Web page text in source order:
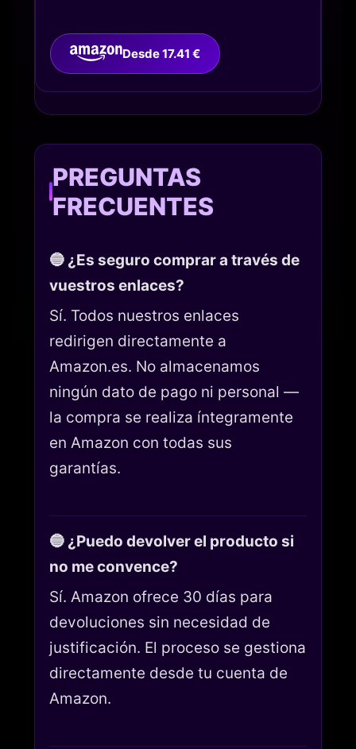
Desde 17.41 €
PREGUNTAS
FRECUENTES
🔵 ¿Es seguro comprar a través de
vuestros enlaces?
Sí. Todos nuestros enlaces
redirigen directamente a
Amazon.es. No almacenamos
ningún dato de pago ni personal —
la compra se realiza íntegramente
en Amazon con todas sus
garantías.
🔵 ¿Puedo devolver el producto si
no me convence?
Sí. Amazon ofrece 30 días para
devoluciones sin necesidad de
justificación. El proceso se gestiona
directamente desde tu cuenta de
Amazon.